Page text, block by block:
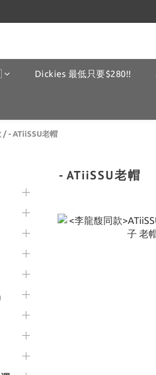
Dickies 最低只要$280!!
/ - ATiiSSU老帽
- ATiiSSU老帽